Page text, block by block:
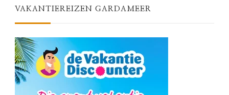
VAKANTIEREIZEN GARDAMEER